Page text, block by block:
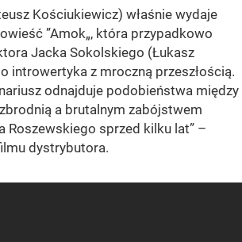
Kościukiewicz) właśnie wydaje
”Amok„, która przypadkowo
Jacka Sokolskiego (Łukasz
introwertyka z mroczną przeszłością.
odnajduje podobieństwa między
a brutalnym zabójstwem
Roszewskiego sprzed kilku lat” –
dystrybutora.